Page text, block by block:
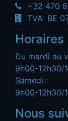
+32 470
TVA: BE
Horaires
Du mardi au
9h00-12h30/
Samedi :
9h00-12h30/
Nous